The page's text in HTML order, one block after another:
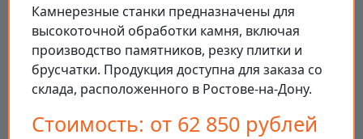
Камнерезные станки предназначены для
высокоточной обработки камня, включая
производство памятников, резку плитки и
брусчатки. Продукция доступна для заказа со
склада, расположенного в Ростове-на-Дону.
Стоимость: от 62 850 рублей